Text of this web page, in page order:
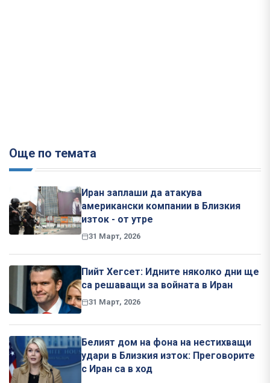
Още по темата
Иран заплаши да атакува
американски компании в Близкия
изток - от утре
31 Март, 2026
Пийт Хегсет: Идните няколко дни ще
са решаващи за войната в Иран
31 Март, 2026
Белият дом на фона на нестихващи
удари в Близкия изток: Преговорите
с Иран са в ход